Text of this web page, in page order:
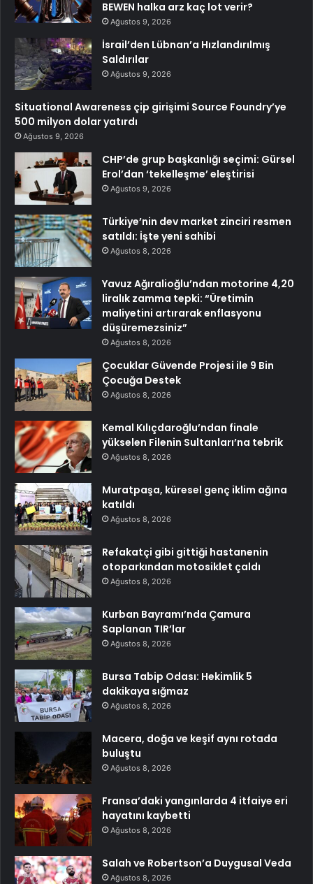
BEWEN halka arz kaç lot verir?
Ağustos 9, 2026
İsrail’den Lübnan’a Hızlandırılmış
Saldırılar
Ağustos 9, 2026
Situational Awareness çip girişimi Source Foundry’ye
500 milyon dolar yatırdı
Ağustos 9, 2026
CHP’de grup başkanlığı seçimi: Gürsel
Erol’dan ‘tekelleşme’ eleştirisi
Ağustos 9, 2026
Türkiye’nin dev market zinciri resmen
satıldı: İşte yeni sahibi
Ağustos 8, 2026
Yavuz Ağıralioğlu’ndan motorine 4,20
liralık zamma tepki: “Üretimin
maliyetini artırarak enflasyonu
düşüremezsiniz”
Ağustos 8, 2026
Çocuklar Güvende Projesi ile 9 Bin
Çocuğa Destek
Ağustos 8, 2026
Kemal Kılıçdaroğlu’ndan finale
yükselen Filenin Sultanları’na tebrik
Ağustos 8, 2026
Muratpaşa, küresel genç iklim ağına
katıldı
Ağustos 8, 2026
Refakatçi gibi gittiği hastanenin
otoparkından motosiklet çaldı
Ağustos 8, 2026
Kurban Bayramı’nda Çamura
Saplanan TIR’lar
Ağustos 8, 2026
Bursa Tabip Odası: Hekimlik 5
dakikaya sığmaz
Ağustos 8, 2026
Macera, doğa ve keşif aynı rotada
buluştu
Ağustos 8, 2026
Fransa’daki yangınlarda 4 itfaiye eri
hayatını kaybetti
Ağustos 8, 2026
Salah ve Robertson’a Duygusal Veda
Ağustos 8, 2026